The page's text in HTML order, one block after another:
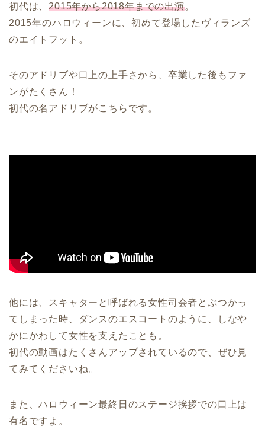
初代は、2015年から2018年までの出演。
2015年のハロウィーンに、初めて登場したヴィランズ
のエイトフット。
そのアドリブや口上の上手さから、卒業した後もファ
ンがたくさん！
初代の名アドリブがこちらです。
他には、スキャターと呼ばれる女性司会者とぶつかっ
てしまった時、ダンスのエスコートのように、しなや
かにかわして女性を支えたことも。
初代の動画はたくさんアップされているので、ぜひ見
てみてくださいね。
また、ハロウィーン最終日のステージ挨拶での口上は
有名ですよ。